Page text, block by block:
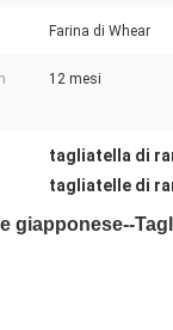
Farina di Whear
12 mesi
tagliatella di
tagliatelle di
giapponese--